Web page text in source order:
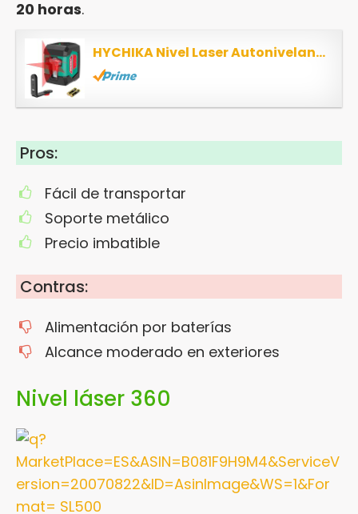
20 horas.
HYCHIKA Nivel Laser Autonivelante Rojo, 15m, Nivel Láser Manual/Automático, IP54, Base...
Pros:
Fácil de transportar
Soporte metálico
Precio imbatible
Contras:
Alimentación por baterías
Alcance moderado en exteriores
Nivel láser 360